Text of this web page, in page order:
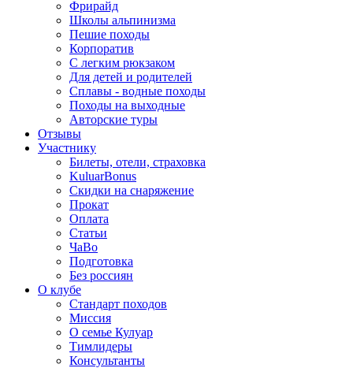
Фрирайд
Школы альпинизма
Пешие походы
Корпоратив
С легким рюкзаком
Для детей и родителей
Сплавы - водные походы
Походы на выходные
Авторские туры
Отзывы
Участнику
Билеты, отели, страховка
KuluarBonus
Скидки на снаряжение
Прокат
Оплата
Статьи
ЧаВо
Подготовка
Без россиян
О клубе
Стандарт походов
Миссия
О семье Кулуар
Тимлидеры
Консультанты